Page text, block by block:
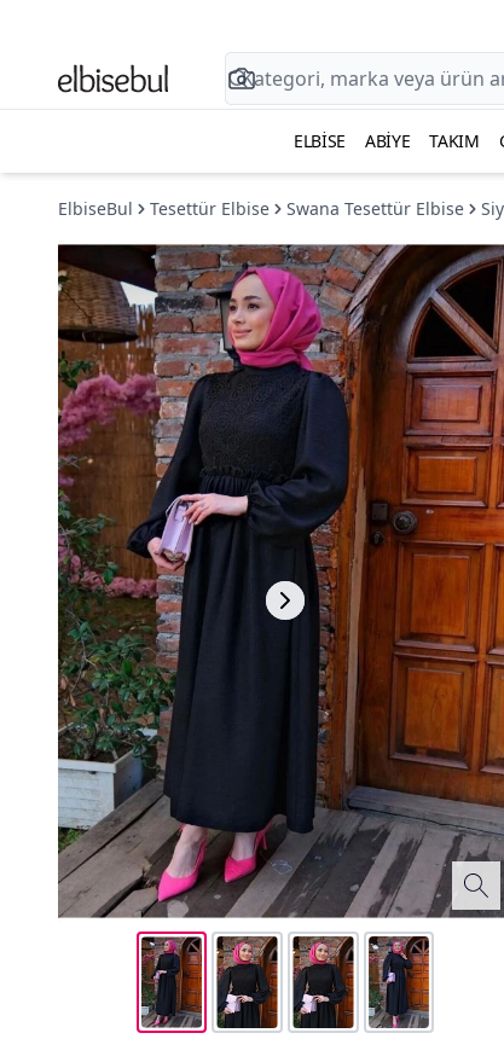
ELBISE ABIYE TAKIM
ElbiseBul Tesettür Elbise Swana Tesettür Elbise